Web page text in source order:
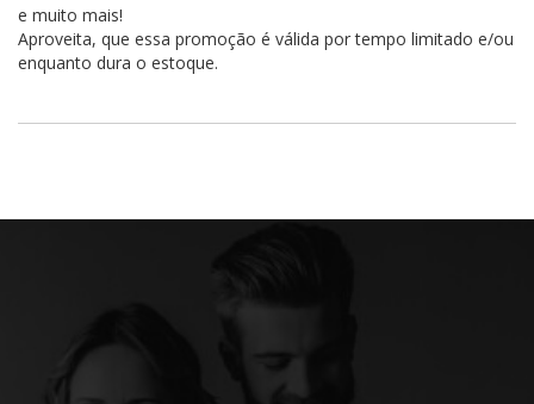
e muito mais!
Aproveita, que essa promoção é válida por tempo limitado e/ou
enquanto dura o estoque.